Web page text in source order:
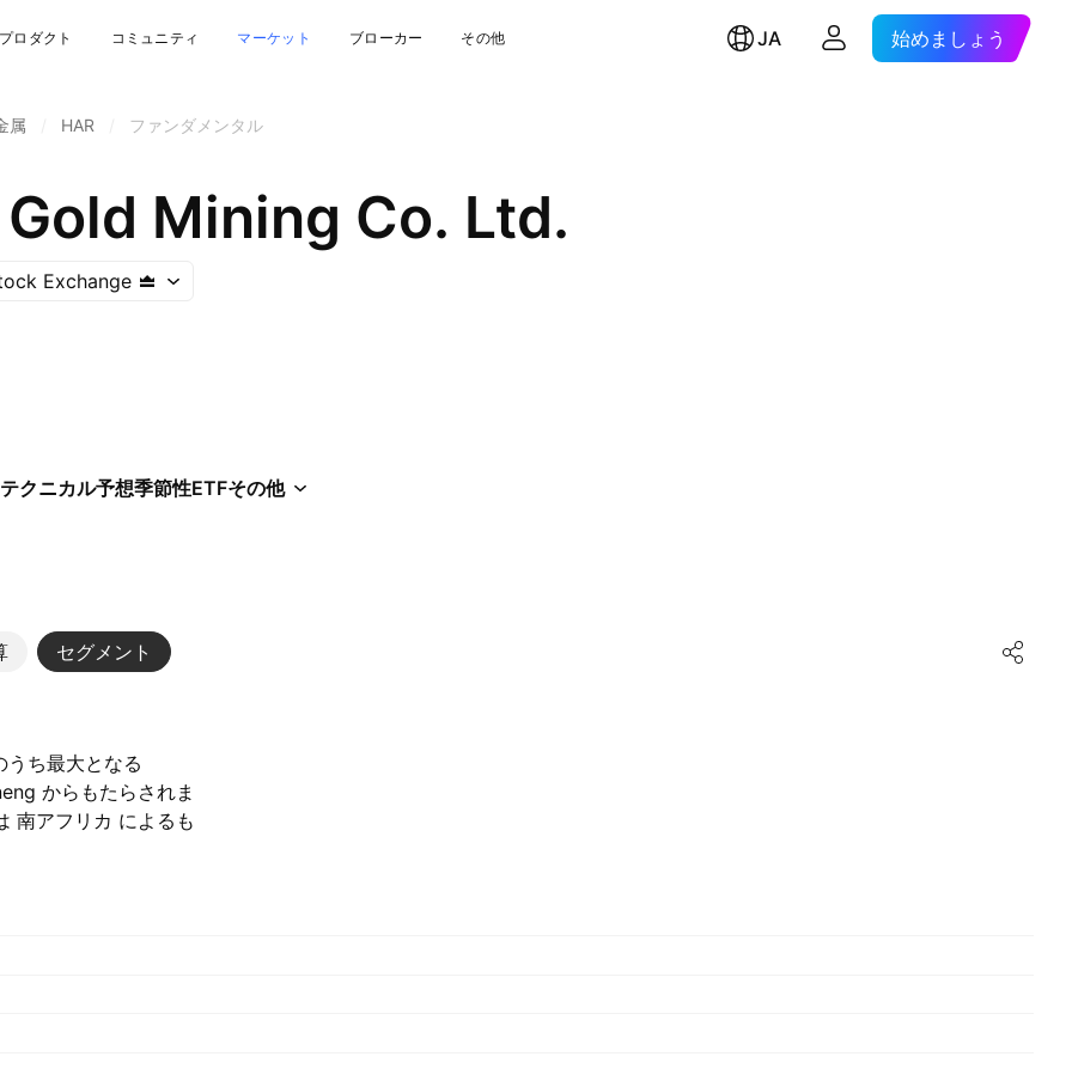
プロダクト コミュニティ マーケット ブローカー その他 JA 始めましょう
属 HAR ファンダメンタル
Mining Co. Ltd.
Exchange
テクニカル予想季節性ETFその他
セグメント
ち最大となる
からもたらされま
南アフリカ によるも